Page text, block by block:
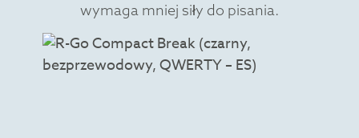
wymaga mniej siły do pisania.